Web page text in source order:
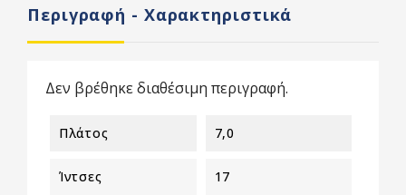
Περιγραφή - Χαρακτηριστικά
Δεν βρέθηκε διαθέσιμη περιγραφή.
Πλάτος 7,0
Ίντσες 17